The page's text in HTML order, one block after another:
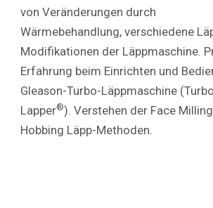
von Veränderungen durch
Wärmebehandlung, verschiedene
Modifikationen der Läppmaschine.
Erfahrung beim Einrichten und
Gleason-Turbo-Läppmaschine (Turbo
Lapper®). Verstehen der Face
Hobbing Läpp-Methoden.